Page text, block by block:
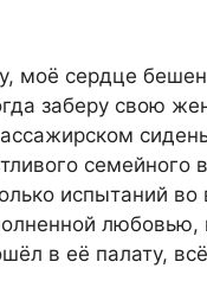
моё сердце
заберу свою
семейного
испытаний
в её палату,